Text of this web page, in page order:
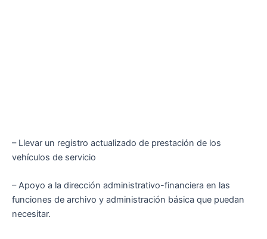
– Llevar un registro actualizado de prestación de los
vehículos de servicio
– Apoyo a la dirección administrativo-financiera en las
funciones de archivo y administración básica que puedan
necesitar.